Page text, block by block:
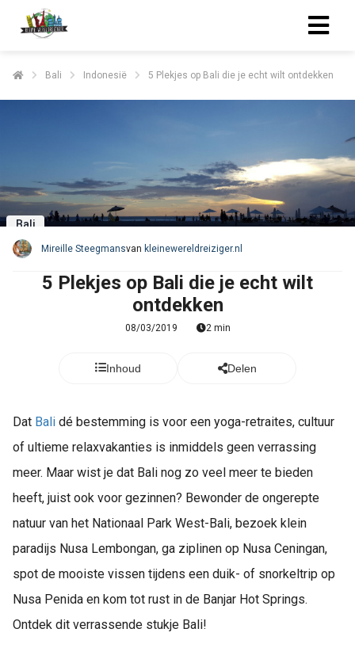
Bali Indonesië 5 Plekjes op Bali die je echt wilt ontdekken
Bali
Mireille Steegmansvan kleinewereldreiziger.nl
5 Plekjes op Bali die je echt wilt
ontdekken
08/03/2019 2 min
Inhoud Delen
Dat Bali dé bestemming is voor een yoga-retraites, cultuur
of ultieme relaxvakanties is inmiddels geen verrassing
meer. Maar wist je dat Bali nog zo veel meer te bieden
heeft, juist ook voor gezinnen? Bewonder de ongerepte
natuur van het Nationaal Park West-Bali, bezoek klein
paradijs Nusa Lembongan, ga ziplinen op Nusa Ceningan,
spot de mooiste vissen tijdens een duik- of snorkeltrip op
Nusa Penida en kom tot rust in de Banjar Hot Springs.
Ontdek dit verrassende stukje Bali!